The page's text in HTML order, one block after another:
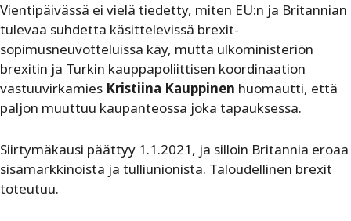
Vientipäivässä ei vielä tiedetty, miten EU:n ja Britannian
tulevaa suhdetta käsittelevissä brexit-
sopimusneuvotteluissa käy, mutta ulkoministeriön
brexitin ja Turkin kauppapoliittisen koordinaation
vastuuvirkamies Kristiina Kauppinen huomautti, että
paljon muuttuu kaupanteossa joka tapauksessa.
Siirtymäkausi päättyy 1.1.2021, ja silloin Britannia eroaa
sisämarkkinoista ja tulliunionista. Taloudellinen brexit
toteutuu.